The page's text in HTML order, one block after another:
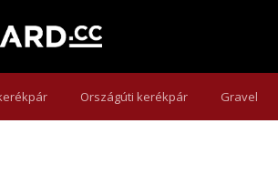
Országúti kerékpár Gravel